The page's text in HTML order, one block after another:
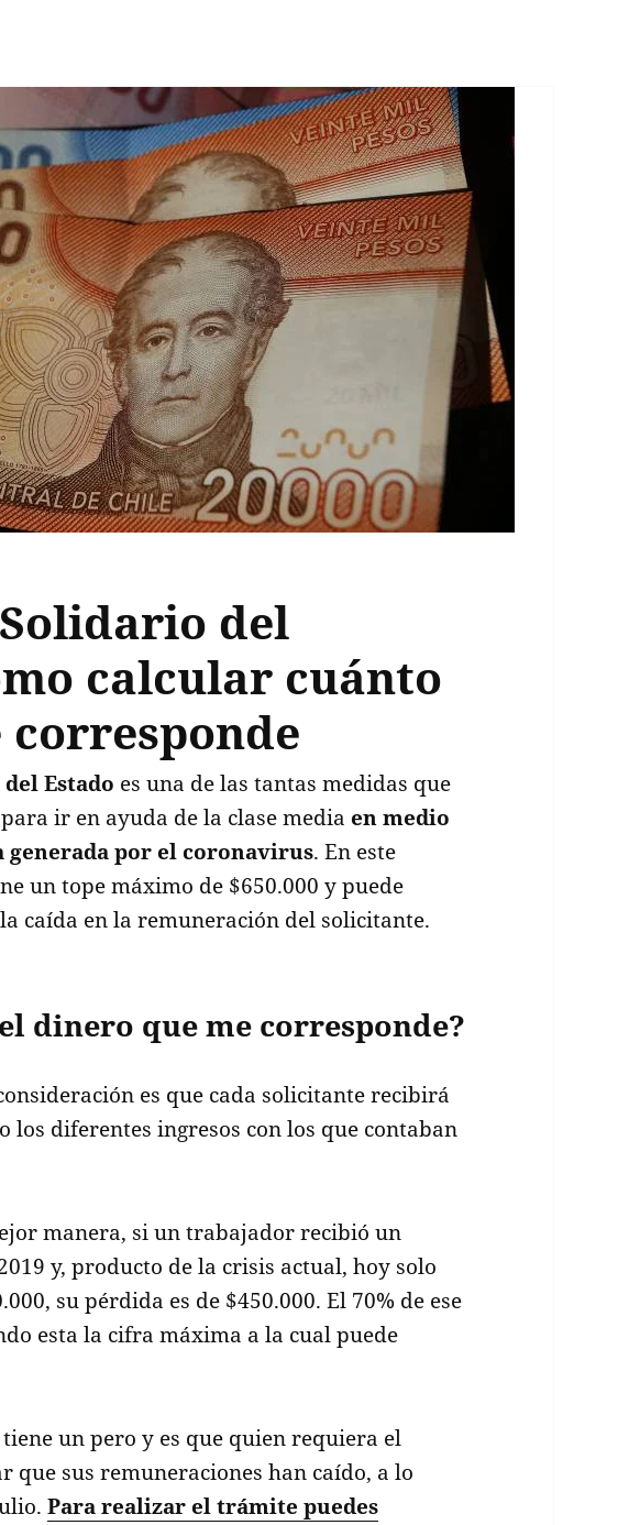
del
calcular cuánto
Estado es una de las tantas medidas que
ir en ayuda de la clase media en medio
generada por el coronavirus. En este
un tope máximo de $650.000 y puede
caída en la remuneración del solicitante.
dinero que me corresponde?
es que cada solicitante recibirá
los diferentes ingresos con los que contaban
manera, si un trabajador recibió un
y, producto de la crisis actual, hoy solo
su pérdida es de $450.000. El 70% de ese
esta la cifra máxima a la cual puede
un pero y es que quien requiera el
que sus remuneraciones han caído, a lo
Para realizar el trámite puedes